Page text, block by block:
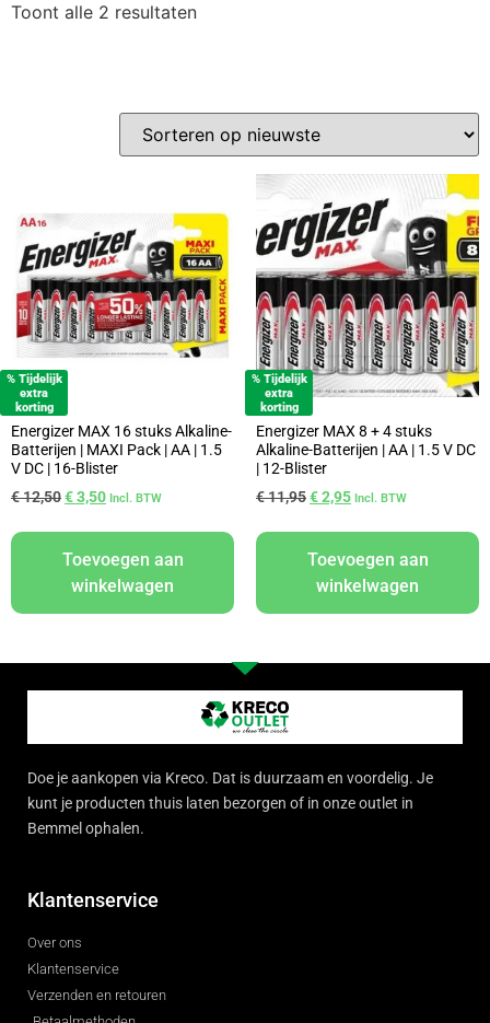
Toont alle 2 resultaten
% Tijdelijk
extra
korting
Energizer MAX 16 stuks Alkaline-
Batterijen | MAXI Pack | AA | 1.5
V DC | 16-Blister
€12,50€3,50 Incl. BTW
Toevoegen aan
winkelwagen
% Tijdelijk
extra
korting
Energizer MAX 8 + 4 stuks
Alkaline-Batterijen | AA | 1.5 V DC
| 12-Blister
€11,95€2,95 Incl. BTW
Toevoegen aan
winkelwagen
Doe je aankopen via Kreco. Dat is duurzaam en voordelig. Je
kunt je producten thuis laten bezorgen of in onze outlet in
Bemmel ophalen.
Klantenservice
Over ons
Klantenservice
Verzenden en retouren